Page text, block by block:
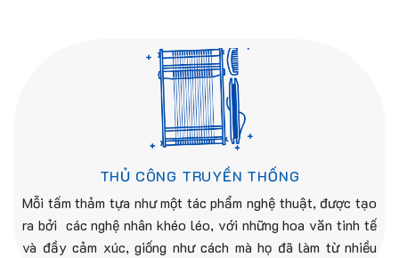
THỦ CÔNG TRUYỀN THỐNG
Mỗi tấm thảm tựa như một tác phẩm nghệ thuật, được tạo
ra bởi các nghệ nhân khéo léo, với những hoa văn tinh tế
và đầy cảm xúc, giống như cách mà họ đã làm từ nhiều